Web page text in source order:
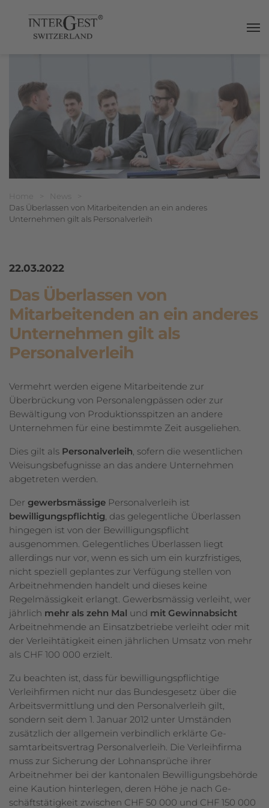
Breadcrumbnavigation
Sie befinden sich hier:
Home News
Das Überlassen von Mitarbeitenden an ein anderes
Unternehmen gilt als Personalverleih
22.03.2022
Das Überlassen von
Mitarbeitenden an ein anderes
Unternehmen gilt als
Personalverleih
Vermehrt werden eigene Mitarbeitende zur
Überbrückung von Personalengpässen oder zur
Bewältigung von Produktionsspitzen an andere
Unternehmen für eine be­stimmte Zeit ausgeliehen.
Dies gilt als Personalverleih , sofern die wesentlichen
Weisungsbefugnisse an das andere Unternehmen
abgetreten werden.
Der gewerbsmässige Personalverleih ist
bewilligungspflichtig , das ge­le­gent­liche Über­lassen
hingegen ist von der Bewilligungspflicht
ausgenommen. Ge­le­gentliches Überlassen liegt
allerdings nur vor, wenn es sich um ein kurz­fristiges,
nicht speziell geplantes zur Verfügung stellen von
Arbeitnehmenden handelt und dieses keine
Regelmässigkeit erlangt. Gewerbsmässig verleiht, wer
jährlich mehr als zehn Mal und mit Gewinnabsicht
Arbeitnehmende an Einsatzbetriebe verleiht oder mit
der Verleihtätigkeit einen jährlichen Umsatz von mehr
als CHF 100 000 erzielt.
Zu beachten ist, dass für bewilligungspflichtige
Verleihfirmen nicht nur das Bundes­gesetz über die
Arbeitsvermittlung und den Personalverleih gilt,
sondern seit dem 1. Januar 2012 unter Umständen
zusätzlich der allgemein verbindlich erklärte Ge­
samtarbeitsvertrag Personalverleih. Die Verleihfirma
muss zur Siche­rung der Lohnansprüche ihrer
Arbeitnehmer bei der kantonalen Be­wil­li­gungs­behörde
eine Kaution hinterlegen, deren Höhe je nach Ge­
schäftstätigkeit zwischen CHF 50 000 und CHF 150 000